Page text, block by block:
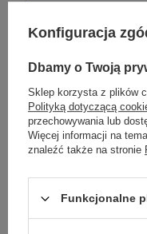
Odzież
Internetowa
Damskie
Hurt odzieży
sklepu w
Konfiguracja
Dbamy o Twoją
Sklep korzysta z plików
Polityką dotyczącą
przechowywania lub
Więcej informacji na
znaleźć także na stronie
Funkcjonalne